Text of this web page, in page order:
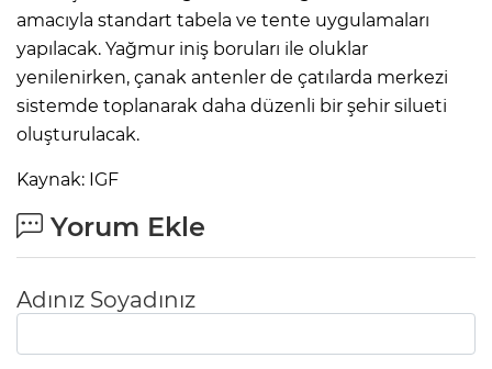
amacıyla standart tabela ve tente uygulamaları
yapılacak. Yağmur iniş boruları ile oluklar
yenilenirken, çanak antenler de çatılarda merkezi
sistemde toplanarak daha düzenli bir şehir silueti
oluşturulacak.
Kaynak: IGF
Yorum Ekle
Adınız Soyadınız